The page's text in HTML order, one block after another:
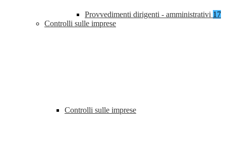
Provvedimenti dirigenti - amministrativi 17
Controlli sulle imprese
Controlli sulle imprese